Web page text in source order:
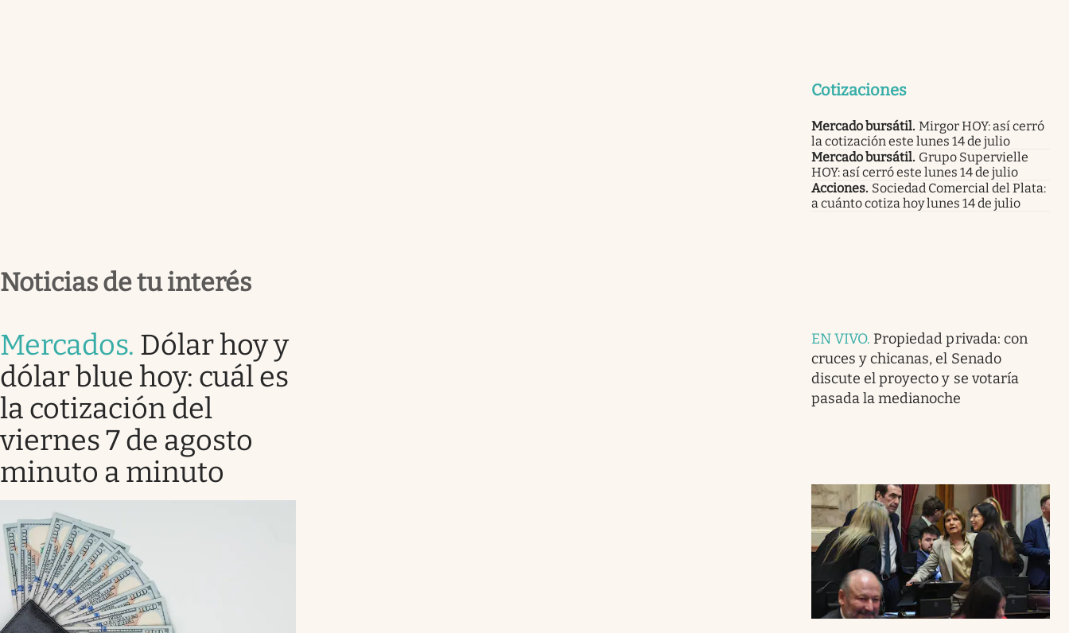
Cotizaciones
Mercado bursátil. Mirgor HOY: así cerró
la cotización este lunes 14 de julio
Mercado bursátil. Grupo Supervielle
HOY: así cerró este lunes 14 de julio
Acciones. Sociedad Comercial del Plata:
a cuánto cotiza hoy lunes 14 de julio
Noticias de tu interés
Mercados. Dólar hoy y
dólar blue hoy: cuál es
la cotización del
viernes 7 de agosto
minuto a minuto
EN VIVO. Propiedad privada: con
cruces y chicanas, el Senado
discute el proyecto y se votaría
pasada la medianoche